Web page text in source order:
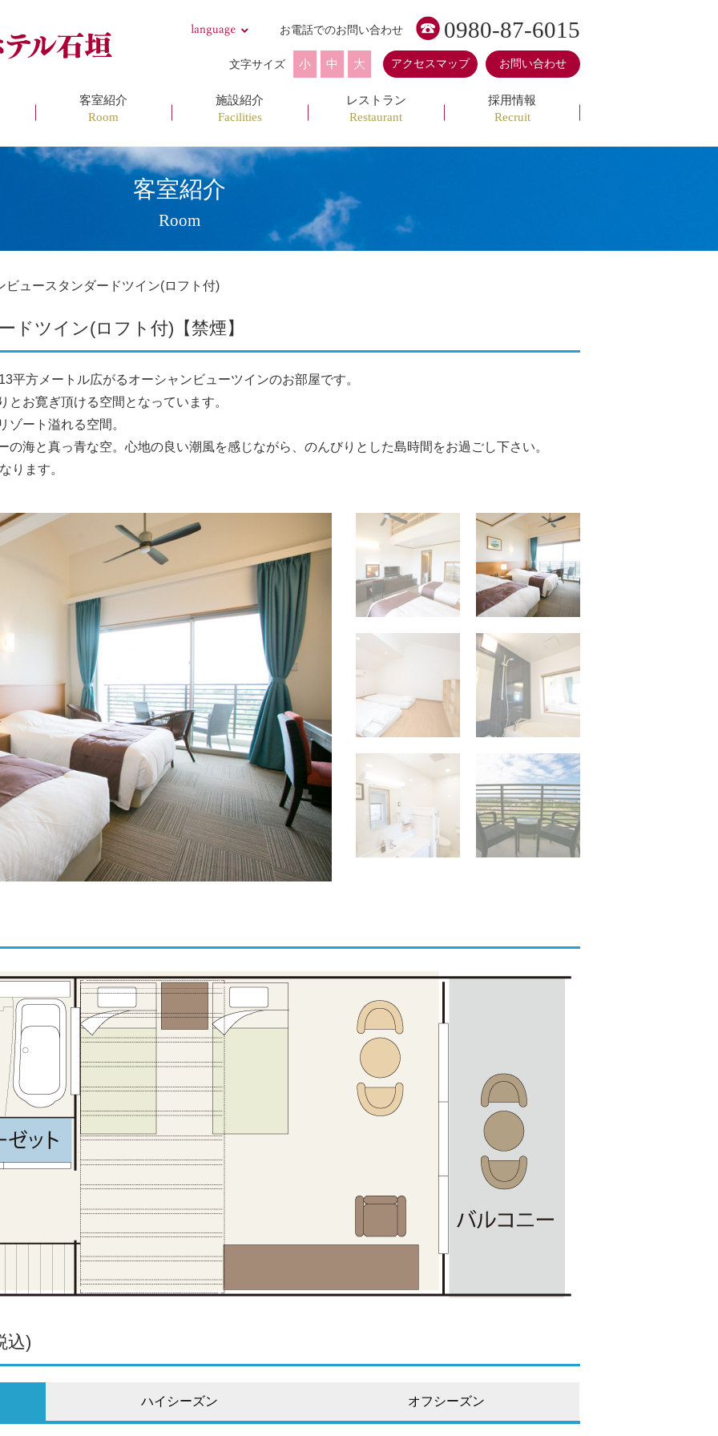
0980-87-6015
お電話でのお問い合わせ
お問い合わせ
アクセスマップ
大
中
小
文字サイズ
客室紹介
Room
施設紹介
Facilities
レストラン
Restaurant
採用情報
Recruit
客室紹介
Room
ビュースタンダードツイン(ロフト付)
ドツイン(ロフト付)【禁煙】
平方メートル広がるオーシャンビューツインのお部屋です。
お寛ぎ頂ける空間となっています。
ゾート溢れる空間。
海と真っ青な空。心地の良い潮風を感じながら、のんびりとした島時間をお過ごし下さい。
ります。
込)
ハイシーズン オフシーズン